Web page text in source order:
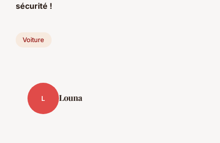
sécurité !
Voiture
L Louna